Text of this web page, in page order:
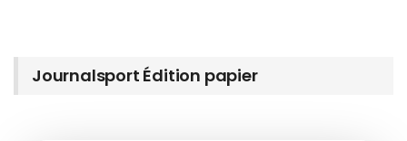
Journalsport Édition papier